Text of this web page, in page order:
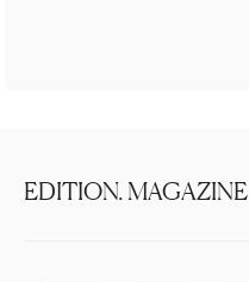
EDITION. MAGAZINE